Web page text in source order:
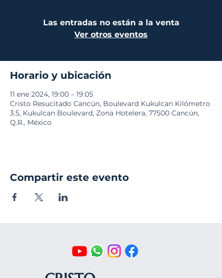
Las entradas no están a la venta
Ver otros eventos
Horario y ubicación
11 ene 2024, 19:00 – 19:05
Cristo Resucitado Cancún, Boulevard Kukulcan Kilómetro
3.5, Kukulcan Boulevard, Zona Hotelera, 77500 Cancún,
Q.R., México
Compartir este evento